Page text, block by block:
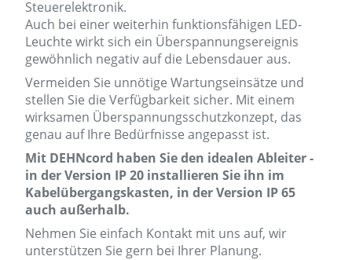
Steuerelektronik.
Auch bei einer weiterhin funktionsfähigen LED-
Leuchte wirkt sich ein Überspannungsereignis
gewöhnlich negativ auf die Lebensdauer aus.
Vermeiden Sie unnötige Wartungseinsätze und
stellen Sie die Verfügbarkeit sicher. Mit einem
wirksamen Überspannungsschutzkonzept, das
genau auf Ihre Bedürfnisse angepasst ist.
Mit DEHNcord haben Sie den idealen Ableiter -
in der Version IP 20 installieren Sie ihn im
Kabelübergangskasten, in der Version IP 65
auch außerhalb.
Nehmen Sie einfach Kontakt mit uns auf, wir
unterstützen Sie gern bei Ihrer Planung.